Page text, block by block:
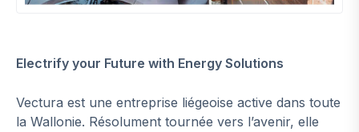
Electrify your Future with Energy Solutions
Vectura est une entreprise liégeoise active dans toute
la Wallonie. Résolument tournée vers l’avenir, elle